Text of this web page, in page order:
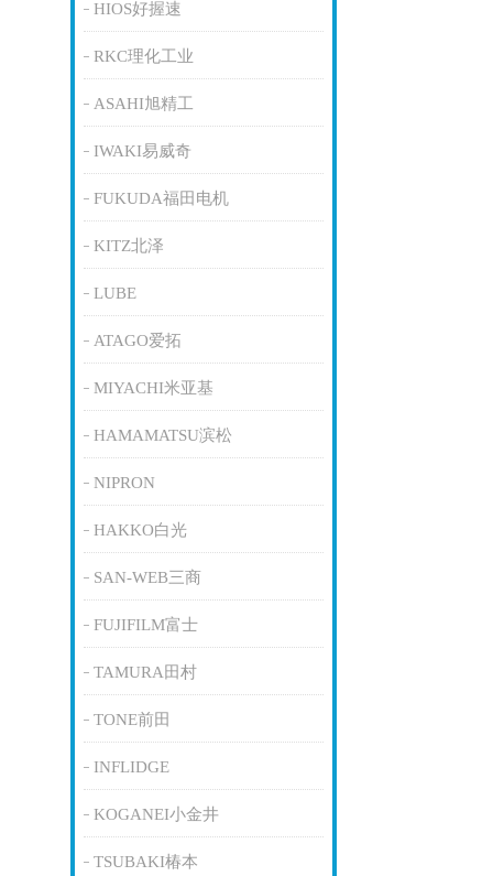
HIOS好握速
RKC理化工业
ASAHI旭精工
IWAKI易威奇
FUKUDA福田电机
KITZ北泽
LUBE
ATAGO爱拓
MIYACHI米亚基
HAMAMATSU滨松
NIPRON
HAKKO白光
SAN-WEB三商
FUJIFILM富士
TAMURA田村
TONE前田
INFLIDGE
KOGANEI小金井
TSUBAKI椿本